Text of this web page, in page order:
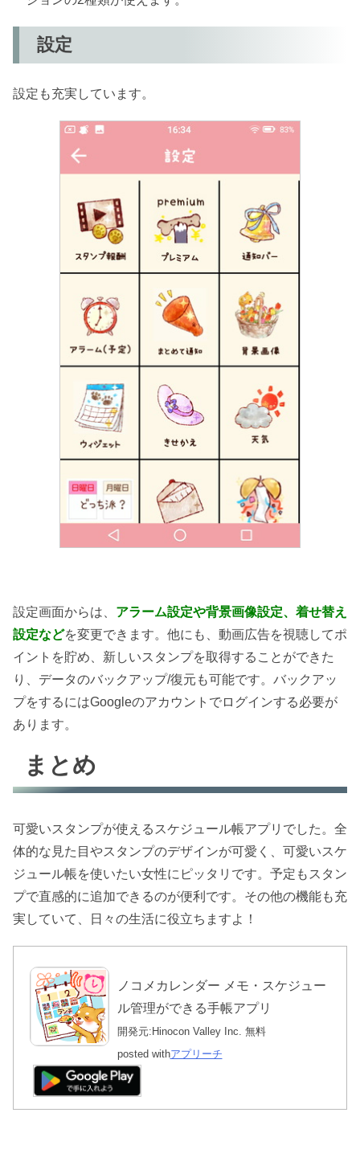
設定
設定も充実しています。
設定画面からは、 アラーム設定や背景画像設定、着せ替え
設定などを変更できます。他にも、動画広告を視聴してポ
イントを貯め、新しいスタンプを取得することができた
り、データのバックアップ/復元も可能です。バックアッ
プをするにはGoogleのアカウントでログインする必要が
あります。
まとめ
可愛いスタンプが使えるスケジュール帳アプリでした。全
体的な見た目やスタンプのデザインが可愛く、可愛いスケ
ジュール帳を使いたい女性にピッタリです。予定もスタン
プで直感的に追加できるのが便利です。その他の機能も充
実していて、日々の生活に役立ちますよ！
ノコメカレンダー メモ・スケジュー
ル管理ができる手帳アプリ
開発元:Hinocon Valley Inc. 無料
posted withアプリーチ